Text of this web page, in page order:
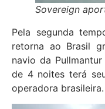
Sovereign
Pela segunda
retorna ao Brasil
navio da
de 4 noites terá
operadora brasileira.